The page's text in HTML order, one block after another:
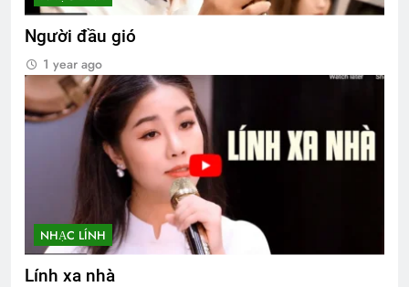
Người đầu gió
1 year ago
NHẠC LÍNH
Lính xa nhà